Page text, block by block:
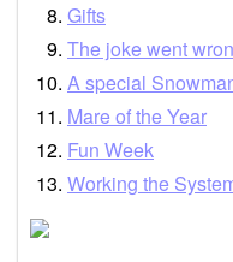
Gifts
The joke went
A special
Mare of the Year
Fun Week
Working the